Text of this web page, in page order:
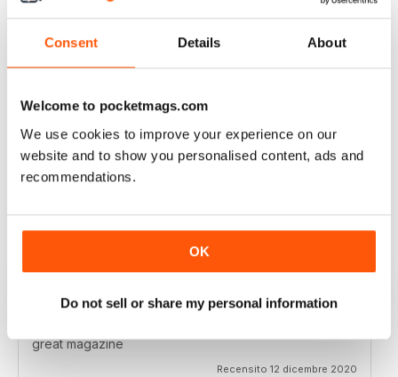
Consent Details About
Welcome to pocketmags.com
We use cookies to improve your experience on our
website and to show you personalised content, ads and
recommendations.
OK
Do not sell or share my personal information
I really enjoy reading the magazine, especially as we
are all in lock down now.
Recensito 11 febbraio 2021
RAILWAY MODELLER
Good range of articles on model railway layouts,
information on new products and articles on how to
great magazine
Recensito 12 dicembre 2020